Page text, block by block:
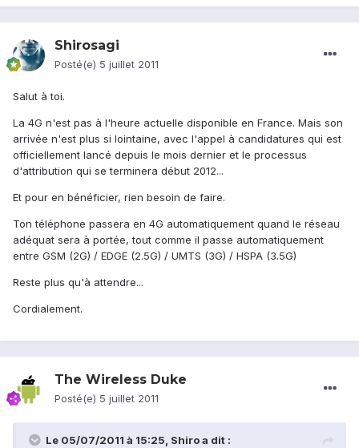
Shirosagi
Posté(e) 5 juillet 2011
Salut à toi.
La 4G n'est pas à l'heure actuelle disponible en France. Mais son
arrivée n'est plus si lointaine, avec l'appel à candidatures qui est
officiellement lancé depuis le mois dernier et le processus
d'attribution qui se terminera début 2012...
Et pour en bénéficier, rien besoin de faire.
Ton téléphone passera en 4G automatiquement quand le réseau
adéquat sera à portée, tout comme il passe automatiquement
entre GSM (2G) / EDGE (2.5G) / UMTS (3G) / HSPA (3.5G)
Reste plus qu'à attendre...
Cordialement.
The Wireless Duke
Posté(e) 5 juillet 2011
Le 05/07/2011 à 15:25, Shiro a dit :